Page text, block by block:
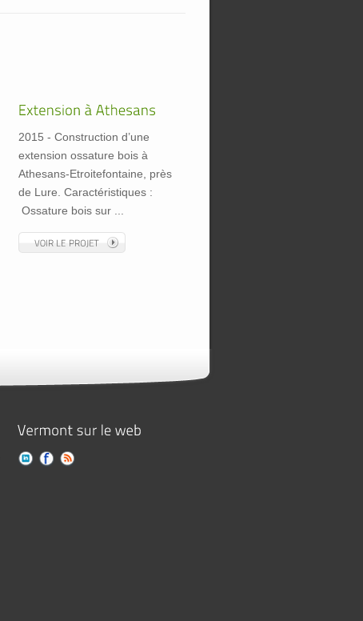
2015 - Construction d’une
extension ossature bois à
Athesans-Etroitefontaine, près
de Lure. Caractéristiques :
Ossature bois sur ...